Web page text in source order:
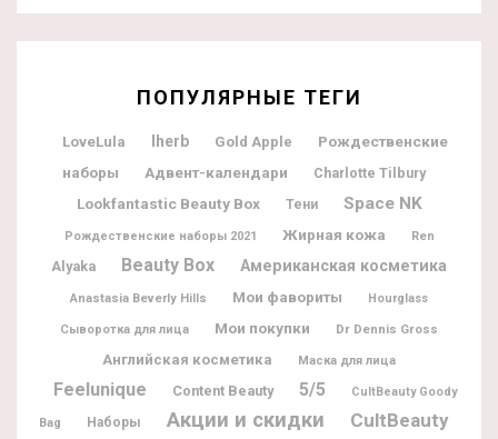
ПОПУЛЯРНЫЕ ТЕГИ
LoveLula Iherb Gold Apple
Рождественские
наборы
Адвент-календари Charlotte Tilbury
Lookfantastic Beauty Box Тени Space NK
Рождественские наборы 2021 Жирная кожа Ren
Alyaka Beauty Box Американская косметика
Anastasia Beverly Hills Мои фавориты Hourglass
Сыворотка для лица Мои покупки Dr Dennis Gross
Английская косметика Маска для лица
Feelunique Content Beauty 5/5 CultBeauty Goody
Bag Наборы Акции и скидки CultBeauty